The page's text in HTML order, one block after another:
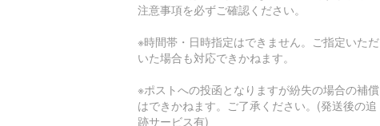
注意事項を必ずご確認ください。
※時間帯・日時指定はできません。ご指定いただ
いた場合も対応できかねます。
※ポストへの投函となりますが紛失の場合の補償
はできかねます。ご了承ください。(発送後の追
跡サービス有)